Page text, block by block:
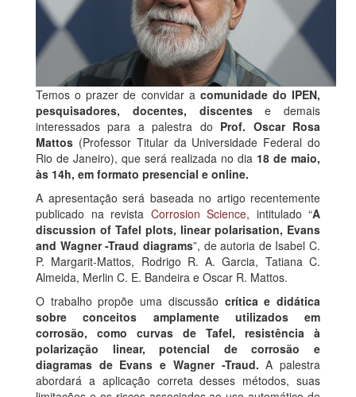
Temos o prazer de convidar a comunidade do IPEN,
pesquisadores, docentes, discentese demais
interessados para a palestra do Prof. Oscar Rosa
Mattos (Professor Titular da Universidade Federal do
Rio de Janeiro), que será realizada no dia 18 de maio,
às 14h, em formato presencial e online.
A apresentação será baseada no artigo recentemente
publicado na revista Corrosion Science, intitulado “A
discussion of Tafel plots, linear polarisation, Evans
and Wagner -Traud diagrams”, de autoria de Isabel C.
P. Margarit-Mattos, Rodrigo R. A. Garcia, Tatiana C.
Almeida, Merlin C. E. Bandeira e Oscar R. Mattos.
O trabalho propõe uma discussão crítica e didática
sobre conceitos amplamente utilizados em
corrosão, como curvas de Tafel, resistência à
polarização linear, potencial de corrosão e
diagramas de Evans e Wagner -Traud. A palestra
abordará a aplicação correta desses métodos, suas